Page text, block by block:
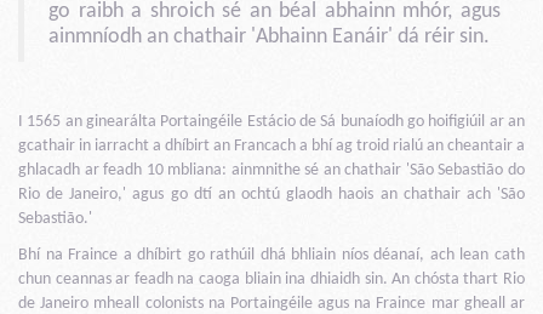
go raibh a shroich sé an béal abhainn mhór, agus
ainmníodh an chathair 'Abhainn Eanáir' dá réir sin.
I 1565 an ginearálta Portaingéile Estácio de Sá bunaíodh go hoifigiúil ar an
gcathair in iarracht a dhíbirt an Francach a bhí ag troid rialú an cheantair a
ghlacadh ar feadh 10 mbliana: ainmnithe sé an chathair 'São Sebastião do
Rio de Janeiro,' agus go dtí an ochtú glaodh haois an chathair ach 'São
Sebastião.'
Bhí na Fraince a dhíbirt go rathúil dhá bhliain níos déanaí, ach lean cath
chun ceannas ar feadh na caoga bliain ina dhiaidh sin. An chósta thart Rio
de Janeiro mheall colonists na Portaingéile agus na Fraince mar gheall ar